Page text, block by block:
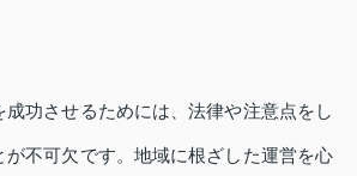
功させるためには、法律や注意点をし
が不可欠です。地域に根ざした運営を心